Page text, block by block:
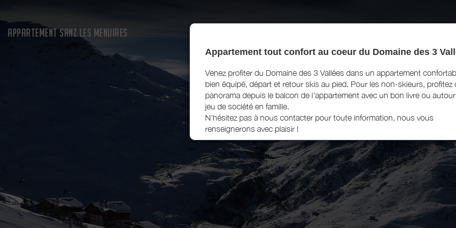
APPARTEMENT SANZ LES MENUIRES
Appartement tout confort au coeur du Domaine des 3
Venez profiter du Domaine des 3 Vallées dans un appartement
bien équipé, départ et retour skis au pied. Pour les non-skieurs, profitez
panorama depuis le balcon de l'appartement avec un bon livre ou
jeu de société en famille.
N'hésitez pas à nous contacter pour toute information, nous vous
renseignerons avec plaisir !